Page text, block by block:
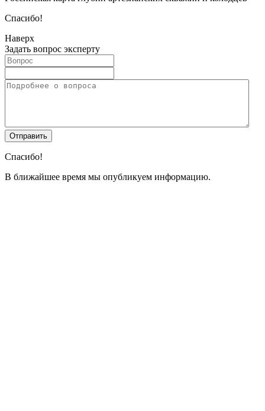
Спасибо!
Наверх
Задать вопрос эксперту
Спасибо!
В ближайшее время мы опубликуем информацию.